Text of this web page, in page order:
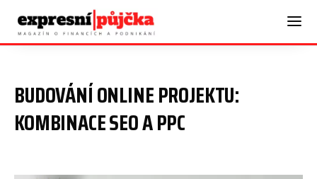
BUDOVÁNÍ ONLINE PROJEKTU:
KOMBINACE SEO A PPC